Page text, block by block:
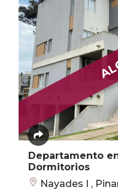
Departamento
Dormitorios
Nayades I ,